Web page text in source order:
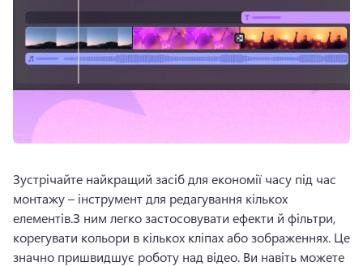
Зустрічайте найкращий засіб для економії часу під час
монтажу – інструмент для редагування кількох
елементів.З ним легко застосовувати ефекти й фільтри,
корегувати кольори в кількох кліпах або зображеннях. Це
значно пришвидшує роботу над відео. Ви навіть можете